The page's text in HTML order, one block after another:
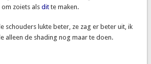
zoiets als ditte maken.
schouders lukte beter, ze zag er beter uit, ik
alleen de shading nog maar te doen.